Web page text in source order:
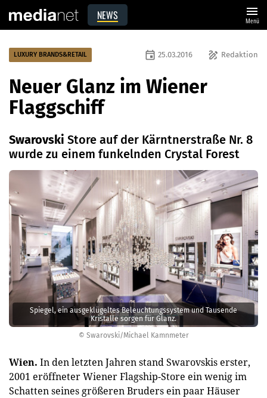
NEWS menu
Menü
© Swarovski/Michael Kamnmeter
Spiegel, ein ausgeklügeltes Beleuchtungssystem und Tausende
Kristalle sorgen für Glanz.
LUXURY BRANDS&RETAIL draw Redaktion
event 25.03.2016
Neuer Glanz im Wiener
Flaggschiff
Swarovski Store auf der Kärntnerstraße Nr. 8
wurde zu einem funkelnden Crystal Forest
Wien. In den letzten Jahren stand Swarovskis erster,
2001 eröffneter Wiener Flagship-Store ein wenig im
Schatten seines größeren Bruders ein paar Häuser